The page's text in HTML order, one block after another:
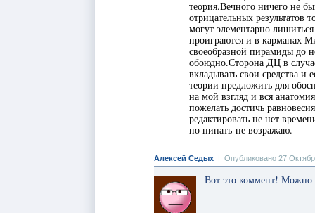
теория.Вечного ничего не
отрицательных результатов
могут элементарно
проиграются и в карманах
своеобразной пирамиды до
обоюдно.Сторона ДЦ в
вкладывать свои средства
теории предложить для
на мой взгляд и вся
пожелать достичь
редактировать не нет
по пинать-не возражаю.
Алексей Седых Опубликовано 27
Вот это коммент! Можно